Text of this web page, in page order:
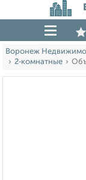
Воронеж
2‑комнатные